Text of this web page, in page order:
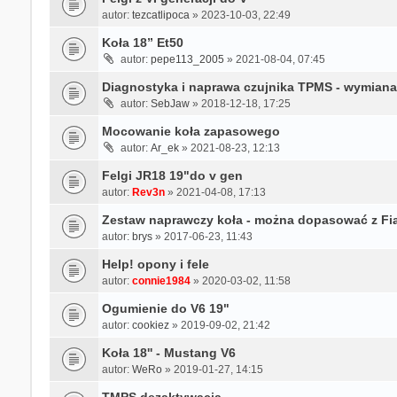
autor: tezcatlipoca» 2023-10-03, 22:49
Koła 18” Et50
autor: pepe113_2005 » 2021-08-04, 07:45
Diagnostyka i naprawa czujnika TPMS -
autor: SebJaw» 2018-12-18, 17:25
Mocowanie koła zapasowego
autor: Ar_ek» 2021-08-23, 12:13
Felgi JR18 19"do v gen
autor: Rev3n» 2021-04-08, 17:13
Zestaw naprawczy koła - można dopasować z
autor: brys» 2017-06-23, 11:43
Help! opony i fele
autor: connie1984» 2020-03-02, 11:58
Ogumienie do V6 19"
autor: cookiez» 2019-09-02, 21:42
Koła 18'' - Mustang V6
autor: WeRo» 2019-01-27, 14:15